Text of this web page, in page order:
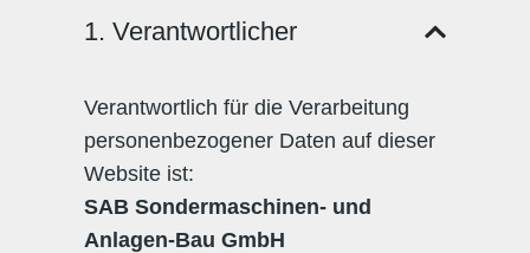
1. Verantwortlicher
Verantwortlich für die Verarbeitung
personenbezogener Daten auf dieser
Website ist:
SAB Sondermaschinen- und
Anlagen-Bau GmbH